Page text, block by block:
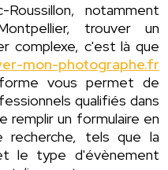
notamment
trouver un
complexe, c'est là que
mon-photographe.fr
vous permet de
qualifiés dans
remplir un formulaire en
recherche, tels que la
le type d'évènement